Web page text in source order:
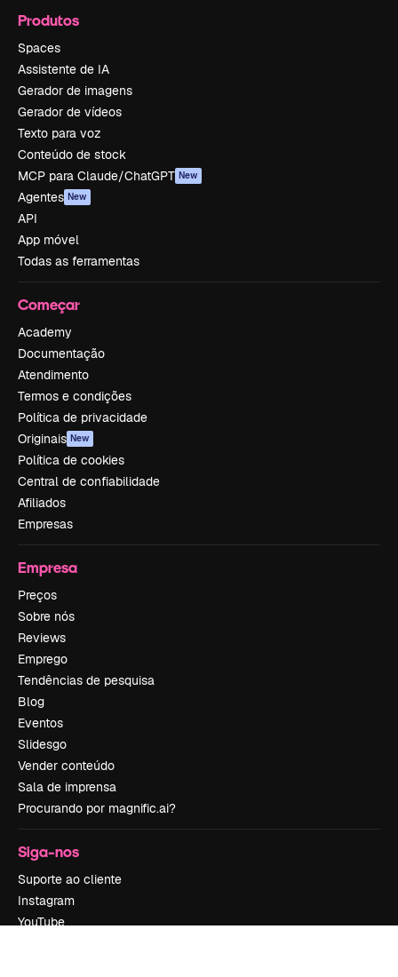
Produtos
Spaces
Assistente de IA
Gerador de imagens
Gerador de vídeos
Texto para voz
Conteúdo de stock
MCP para Claude/ChatGPT New
Agentes New
API
App móvel
Todas as ferramentas
Começar
Academy
Documentação
Atendimento
Termos e condições
Política de privacidade
Originais New
Política de cookies
Central de confiabilidade
Afiliados
Empresas
Empresa
Preços
Sobre nós
Reviews
Emprego
Tendências de pesquisa
Blog
Eventos
Slidesgo
Vender conteúdo
Sala de imprensa
Procurando por magnific.ai?
Siga-nos
Suporte ao cliente
Instagram
YouTube